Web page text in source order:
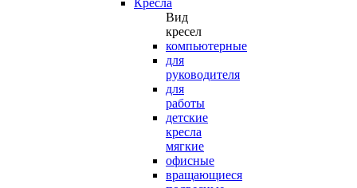
Кресла
Вид
кресел
компьютерные
для
руководителя
для
работы
детские
кресла
мягкие
офисные
вращающиеся